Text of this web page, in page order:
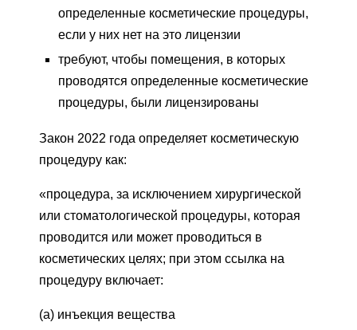
определенные косметические процедуры,
если у них нет на это лицензии
требуют, чтобы помещения, в которых
проводятся определенные косметические
процедуры, были лицензированы
Закон 2022 года определяет косметическую
процедуру как:
«процедура, за исключением хирургической
или стоматологической процедуры, которая
проводится или может проводиться в
косметических целях; при этом ссылка на
процедуру включает:
(а) инъекция вещества